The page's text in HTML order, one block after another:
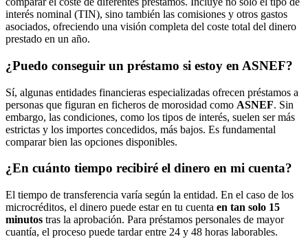
interés nominal (TIN), sino también las comisiones y otros gastos
asociados, ofreciendo una visión completa del coste total del dinero
prestado en un año.
¿Puedo conseguir un préstamo si estoy en ASNEF?
Sí, algunas entidades financieras especializadas ofrecen préstamos a
personas que figuran en ficheros de morosidad como ASNEF. Sin
embargo, las condiciones, como los tipos de interés, suelen ser más
estrictas y los importes concedidos, más bajos. Es fundamental
comparar bien las opciones disponibles.
¿En cuánto tiempo recibiré el dinero en mi cuenta?
El tiempo de transferencia varía según la entidad. En el caso de los
microcréditos, el dinero puede estar en tu cuenta en tan solo 15
minutos tras la aprobación. Para préstamos personales de mayor
cuantía, el proceso puede tardar entre 24 y 48 horas laborables.